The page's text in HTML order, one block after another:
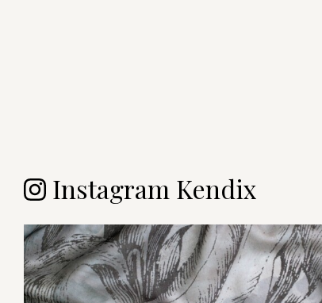
Instagram Kendix